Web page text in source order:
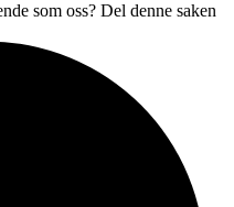
som oss? Del denne saken